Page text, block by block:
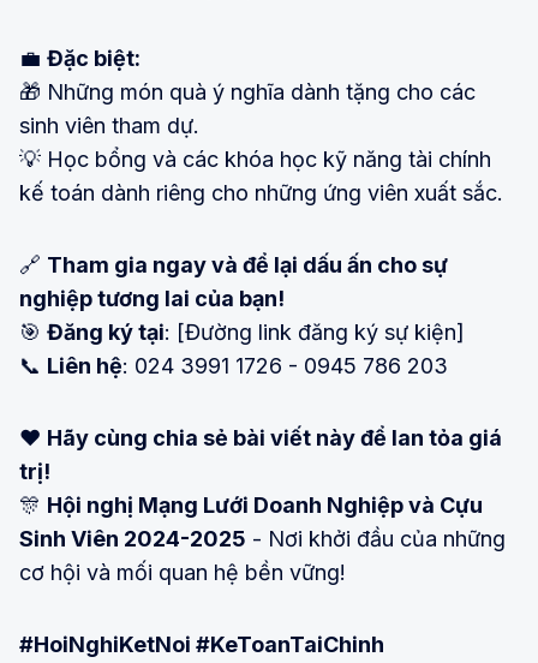
💼 Đặc biệt:
🎁 Những món quà ý nghĩa dành tặng cho các
sinh viên tham dự.
💡 Học bổng và các khóa học kỹ năng tài chính
kế toán dành riêng cho những ứng viên xuất sắc.
🔗 Tham gia ngay và để lại dấu ấn cho sự
nghiệp tương lai của bạn!
🎯 Đăng ký tại: [Đường link đăng ký sự kiện]
📞 Liên hệ: 024 3991 1726 - 0945 786 203
❤️ Hãy cùng chia sẻ bài viết này để lan tỏa giá
trị!
🎊 Hội nghị Mạng Lưới Doanh Nghiệp và Cựu
Sinh Viên 2024-2025 - Nơi khởi đầu của những
cơ hội và mối quan hệ bền vững!
#HoiNghiKetNoi #KeToanTaiChinh